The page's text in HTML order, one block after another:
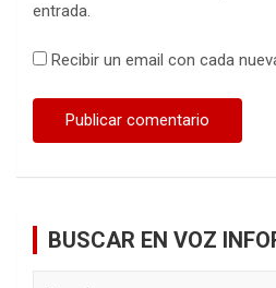
entrada.
Recibir un email con cada
BUSCAR EN VOZ